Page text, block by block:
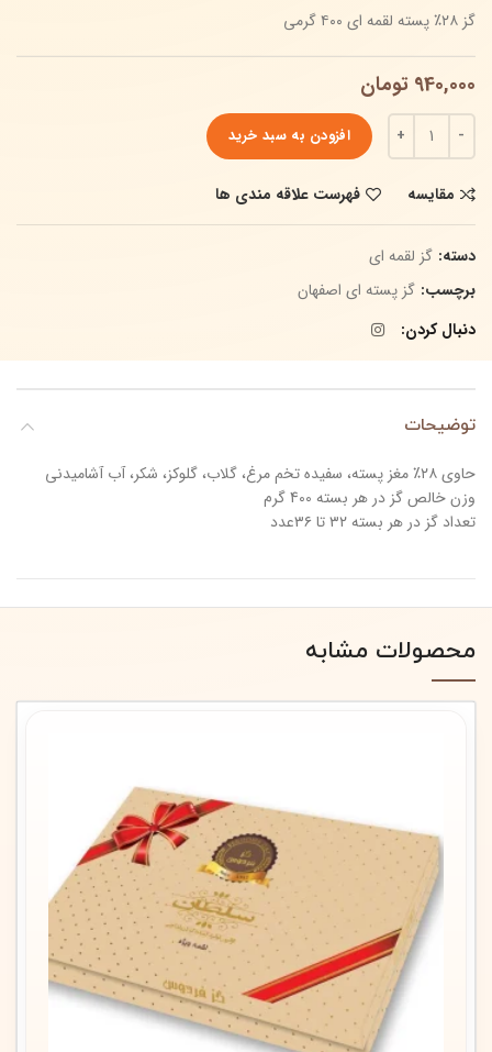
گز ۲۸٪ پسته لقمه ای ۴۰۰ گرمی
940,000 تومان
افزودن به سبد خرید
مقایسه فهرست علاقه مندی ها
دسته: گز لقمه ای
برچسب: گز پسته ای اصفهان
دنبال کردن
توضیحات
حاوی ۲۸٪ مغز پسته، سفیده تخم مرغ، گلاب، گلوکز، شکر، آب آشامیدنی
وزن خالص گز در هر بسته 400 گرم
تعداد گز در هر بسته ۳۲ تا ۳۶عدد
محصولات مشابه